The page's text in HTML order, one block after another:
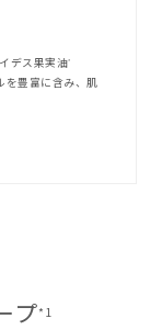
デス果実油*
を豊富に含み、肌
プ*1